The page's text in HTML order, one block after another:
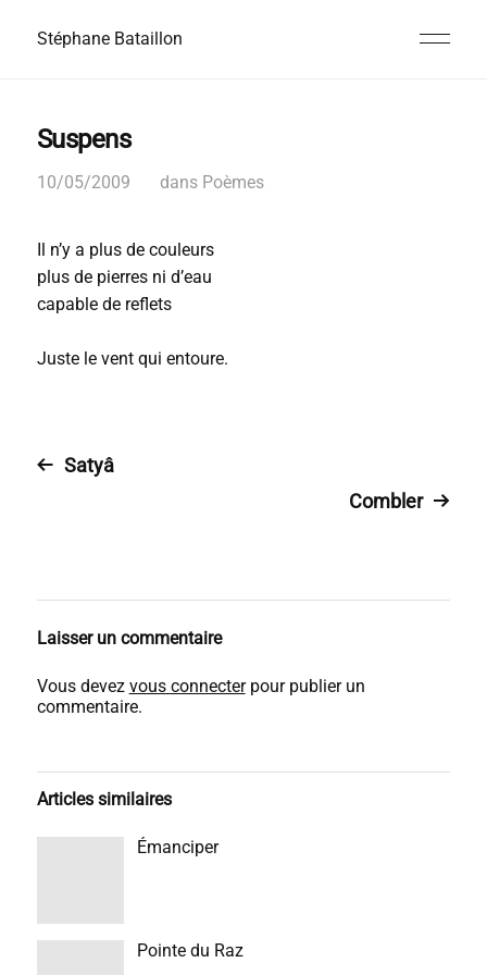
Stéphane Bataillon
Suspens
10/05/2009 dans Poèmes
Il n’y a plus de couleurs
plus de pierres ni d’eau
capable de reflets
Juste le vent qui entoure.
Satyâ
Combler
Laisser un commentaire
Vous devez vous connecterpour publier un
commentaire.
Articles similaires
Émanciper
Pointe du Raz